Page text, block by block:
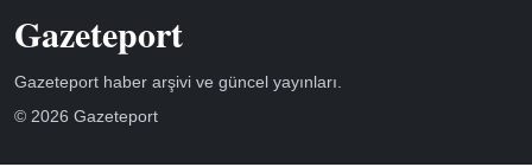
Gazeteport
Gazeteport haber arşivi ve güncel yayınları.
© 2026 Gazeteport